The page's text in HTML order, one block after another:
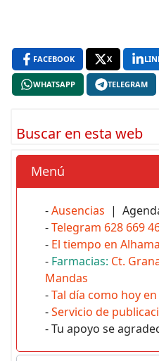
FACEBOOK X
WHATSAPP TELEGRAM
Buscar en esta web
Menú
-Ausencias |
-Telegram 628 669
- El tiempo en Alhama
- Farmacias: Ct.
Mandas
-Tal día como hoy
-Servicio de
- Tu apoyo se